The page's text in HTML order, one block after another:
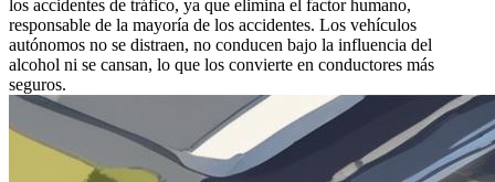
los accidentes de tráfico, ya que elimina el factor humano,
responsable de la mayoría de los accidentes. Los vehículos
autónomos no se distraen, no conducen bajo la influencia del
alcohol ni se cansan, lo que los convierte en conductores más
seguros.